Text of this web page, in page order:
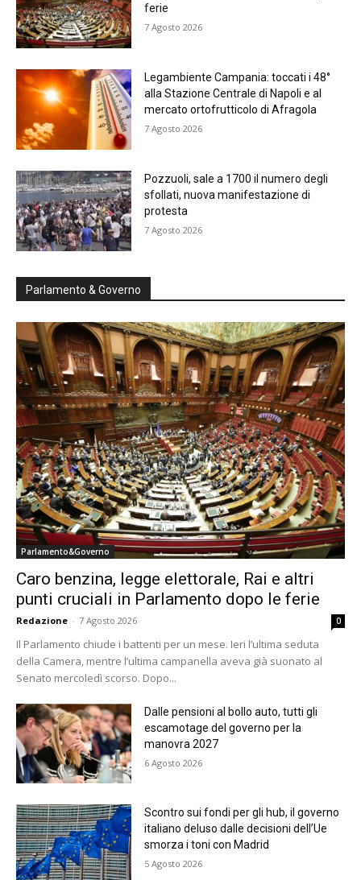
ferie
7 Agosto 2026
Legambiente Campania: toccati i 48°
alla Stazione Centrale di Napoli e al
mercato ortofrutticolo di Afragola
7 Agosto 2026
Pozzuoli, sale a 1700 il numero degli
sfollati, nuova manifestazione di
protesta
7 Agosto 2026
Parlamento & Governo
Parlamento&Governo
Caro benzina, legge elettorale, Rai e altri
punti cruciali in Parlamento dopo le ferie
Redazione - 7 Agosto 2026 0
Il Parlamento chiude i battenti per un mese. Ieri l’ultima seduta
della Camera, mentre l’ultima campanella aveva già suonato al
Senato mercoledì scorso. Dopo...
Dalle pensioni al bollo auto, tutti gli
escamotage del governo per la
manovra 2027
6 Agosto 2026
Scontro sui fondi per gli hub, il governo
italiano deluso dalle decisioni dell’Ue
smorza i toni con Madrid
5 Agosto 2026